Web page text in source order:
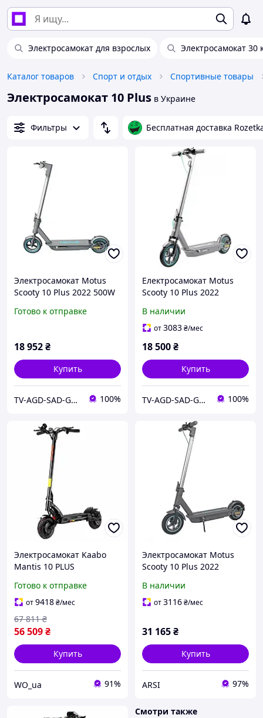
Электросамокат для взрослых Электросамокат 30
Каталог товаров Спорт и отдых Спортивные товары
Электросамокат 10 Plus в Украине
Фильтры Бесплатная доставка
Электросамокат Motus
Scooty 10 Plus 2022 500W
Готово к отправке
18 952₴
Купить
TV-AGD-SAD-GOROG 100%
Електросамокат Motus
Scooty 10 Plus 2022
В наличии
от3083₴/мес
18 500₴
Купить
TV-AGD-SAD-GOROG 100%
Электросамокат Kaabo
Mantis 10 PLUS
Готово к отправке
от9418₴/мес
56 509₴
67 811 ₴
Купить
WO_ua 91%
Электросамокат Motus
Scooty 10 Plus 2022
В наличии
от3116₴/мес
31 165₴
Купить
ARSI 97%
Смотри также